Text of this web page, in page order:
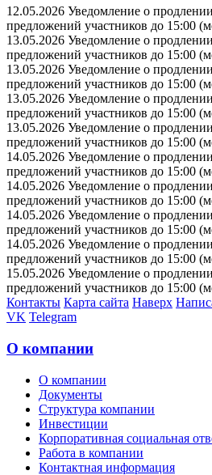
12.05.2026 Уведомление о
предложений участников до 15:00
13.05.2026 Уведомление о
предложений участников до 15:00
13.05.2026 Уведомление о
предложений участников до 15:00
13.05.2026 Уведомление о
предложений участников до 15:00
13.05.2026 Уведомление о
предложений участников до 15:00
14.05.2026 Уведомление о
предложений участников до 15:00
14.05.2026 Уведомление о
предложений участников до 15:00
14.05.2026 Уведомление о
предложений участников до 15:00
14.05.2026 Уведомление о
предложений участников до 15:00
15.05.2026 Уведомление о
предложений участников до 15:00
Контакты Карта сайта Наверх
VK Telegram
О компании
О компании
Документы
Структура компании
Инвестиции
Корпоративная социальная
Работа в компании
Контактная информация